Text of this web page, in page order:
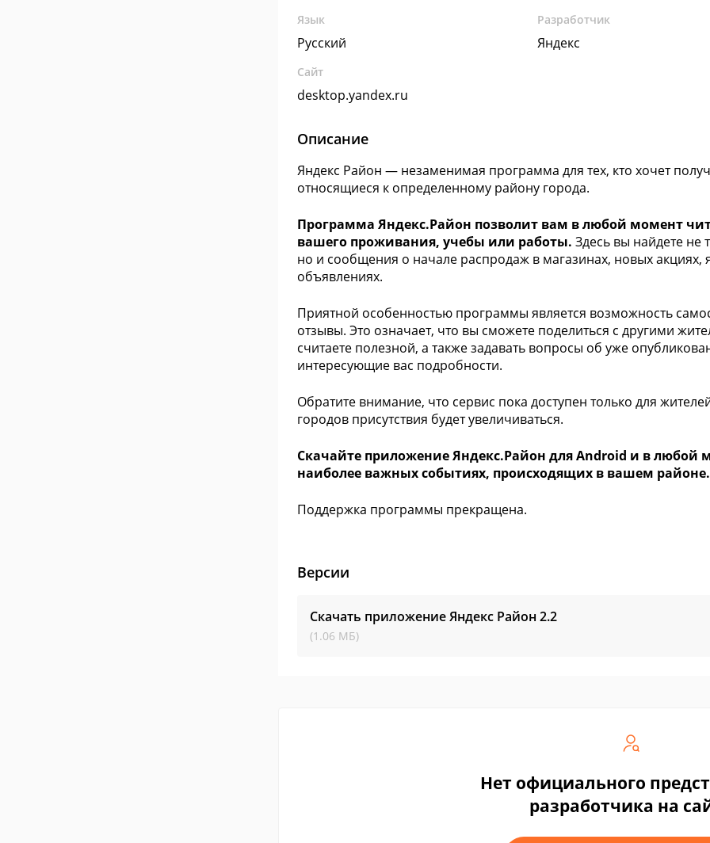
Язык
Русский
Разработчик
Яндекс
Сайт
desktop.yandex.ru
Описание
Яндекс Район — незаменимая программа для тех, кто хочет
относящиеся к определенному району города.
Программа Яндекс.Район позволит вам в любой момент
вашего проживания, учебы или работы. Здесь вы найдете
но и сообщения о начале распродаж в магазинах, новых акциях,
объявлениях.
Приятной особенностью программы является возможность
отзывы. Это означает, что вы сможете поделиться с другими
считаете полезной, а также задавать вопросы об уже
интересующие вас подробности.
Обратите внимание, что сервис пока доступен только для
городов присутствия будет увеличиваться.
Скачайте приложение Яндекс.Район для Android и в
наиболее важных событиях, происходящих в вашем районе.
Поддержка программы прекращена.
Версии
Скачать приложение Яндекс Район 2.2
(1.06 МБ)
Нет официального
разработчика на